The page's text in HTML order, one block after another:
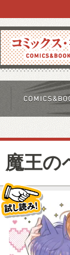
コミックス
魔王の
試し読み！